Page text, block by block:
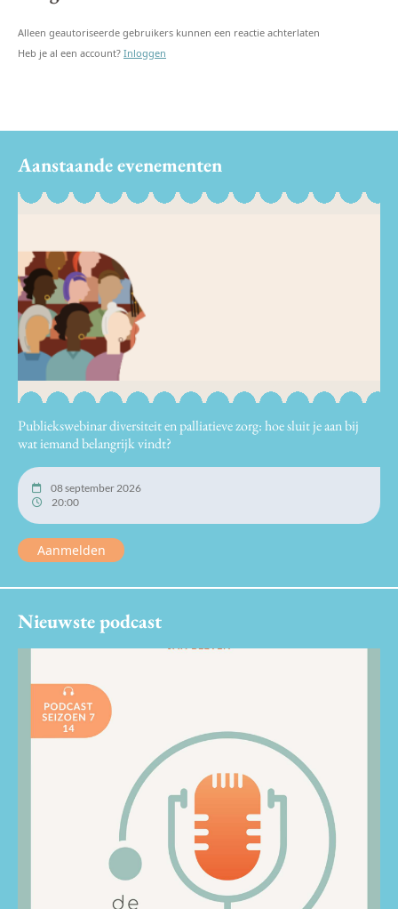
Alleen geautoriseerde gebruikers kunnen een reactie achterlaten
Heb je al een account? Inloggen
Aanstaande evenementen
Publiekswebinar diversiteit en palliatieve zorg: hoe sluit je aan bij
wat iemand belangrijk vindt?
08 september 2026
20:00
Aanmelden
Nieuwste podcast